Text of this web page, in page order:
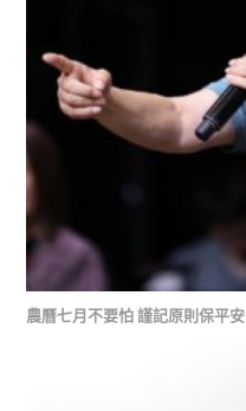
農曆七月不要怕 謹記原則保平安